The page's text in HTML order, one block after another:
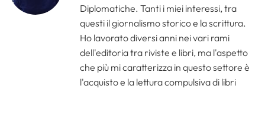
Diplomatiche. Tanti i miei interessi, tra
questi il giornalismo storico e la scrittura.
Ho lavorato diversi anni nei vari rami
dell'editoria tra riviste e libri, ma l'aspetto
che più mi caratterizza in questo settore è
l'acquisto e la lettura compulsiva di libri